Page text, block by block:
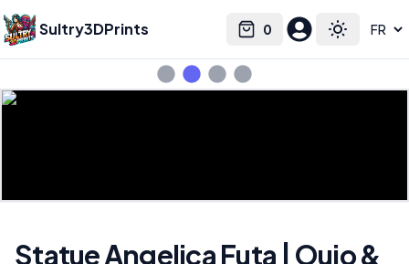
Sultry3DPrints 0
Cart Toggle
Select language
Statue Angelica Futa | Oujo &